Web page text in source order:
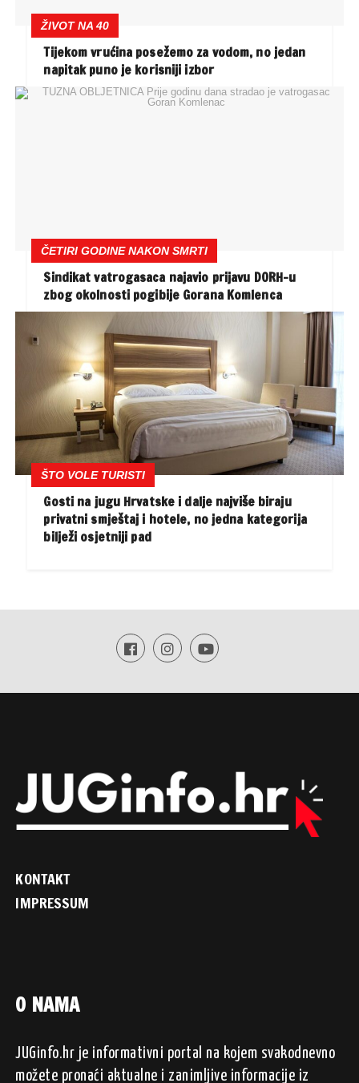
ŽIVOT NA 40
Tijekom vrućina posežemo za vodom, no jedan
napitak puno je korisniji izbor
ČETIRI GODINE NAKON SMRTI
Sindikat vatrogasaca najavio prijavu DORH-u
zbog okolnosti pogibije Gorana Komlenca
ŠTO VOLE TURISTI
Gosti na jugu Hrvatske i dalje najviše biraju
privatni smještaj i hotele, no jedna kategorija
bilježi osjetniji pad
KONTAKT
IMPRESSUM
O NAMA
JUGinfo.hr je informativni portal na kojem svakodnevno
možete pronaći aktualne i zanimljive informacije iz